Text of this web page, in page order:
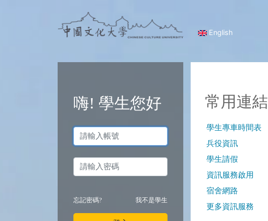
English
嗨! 學生您好
忘記密碼? 我不是學生
常用連結
學生專車時間表
兵役資訊
學生請假
資訊服務啟用
宿舍網路
更多資訊服務